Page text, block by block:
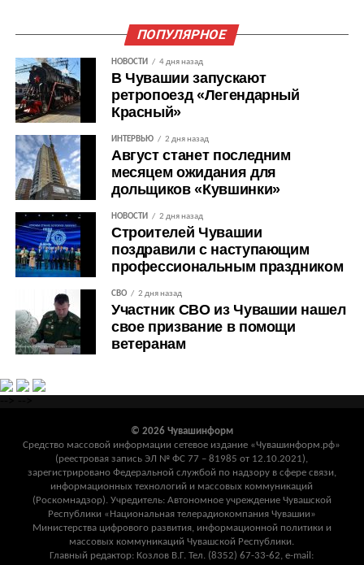
ПОПУЛЯРНОЕ
НОВОСТИ 4 дня назад
В Чувашии запускают
ретропоезд «Легендарный
Красный»
ИНТЕРВЬЮ 2 дня назад
Август станет последним
месяцем ожидания для
дольщиков «Кувшинки»
НОВОСТИ 2 дня назад
Строителей Чувашии
поздравили с наступающим
профессиональным праздником
СВО 2 дня назад
Участник СВО из Чувашии нашел
свое призвание в помощи
ветеранам
© 2026 Чувашинформ
Средство массовой информации сетевое издание «Чувашинформ.рф»
(реестровая запись ЭЛ № ФС 77 – 81985 от 12.10.2021),
зарегистрировано Федеральной службой по надзору в сфере связи,
информационных технологий и массовых коммуникаций
(Роскомнадзор). Учредитель: Автономное учреждение Чувашской
Республики «Национальная телерадиокомпания Чувашии»
Министерства цифрового развития, информационной политики и
массовых коммуникаций Чувашской Республики.
Главный редактор: Козлов В.Г. Тел. (8352) 67-33-62, e-mail: